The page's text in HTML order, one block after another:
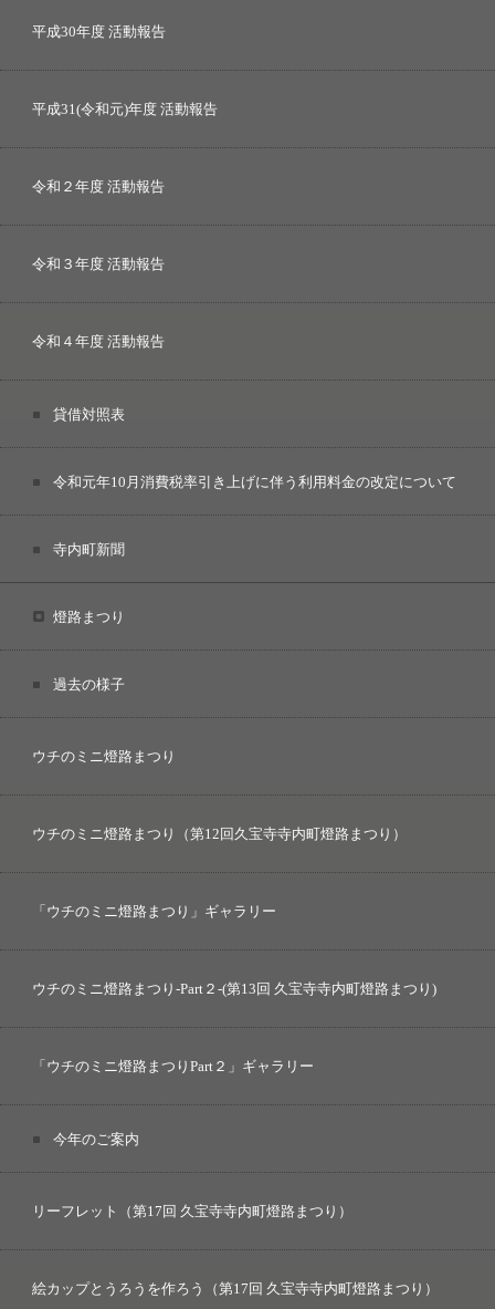
平成30年度 活動報告
平成31(令和元)年度 活動報告
令和２年度 活動報告
令和３年度 活動報告
令和４年度 活動報告
貸借対照表
令和元年10月消費税率引き上げに伴う利用料金の改定について
寺内町新聞
燈路まつり
過去の様子
ウチのミニ燈路まつり
ウチのミニ燈路まつり（第12回久宝寺寺内町燈路まつり）
「ウチのミニ燈路まつり」ギャラリー
ウチのミニ燈路まつり-Part２-(第13回 久宝寺寺内町燈路まつり)
「ウチのミニ燈路まつりPart２」ギャラリー
今年のご案内
リーフレット（第17回 久宝寺寺内町燈路まつり）
絵カップとうろうを作ろう（第17回 久宝寺寺内町燈路まつり）